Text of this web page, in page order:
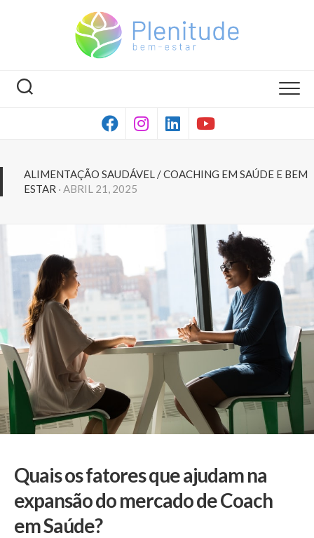
ALIMENTAÇÃO SAUDÁVEL /COACHING EM SAÚDE E BEM
ESTAR · ABRIL 21, 2025
Quais os fatores que ajudam na
expansão do mercado de Coach
em Saúde?